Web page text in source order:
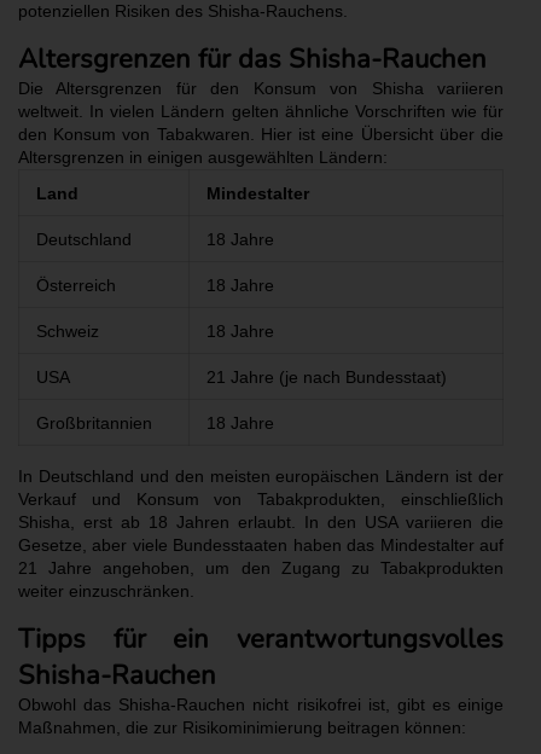
potenziellen Risiken des Shisha-Rauchens.
Altersgrenzen für das Shisha-Rauchen
Die Altersgrenzen für den Konsum von Shisha variieren
weltweit. In vielen Ländern gelten ähnliche Vorschriften wie für
den Konsum von Tabakwaren. Hier ist eine Übersicht über die
Altersgrenzen in einigen ausgewählten Ländern:
Land
Mindestalter
Deutschland 18 Jahre
Österreich 18 Jahre
Schweiz 18 Jahre
USA 21 Jahre (je nach Bundesstaat)
Großbritannien 18 Jahre
In Deutschland und den meisten europäischen Ländern ist der
Verkauf und Konsum von Tabakprodukten, einschließlich
Shisha, erst ab 18 Jahren erlaubt. In den USA variieren die
Gesetze, aber viele Bundesstaaten haben das Mindestalter auf
21 Jahre angehoben, um den Zugang zu Tabakprodukten
weiter einzuschränken.
Tipps für ein verantwortungsvolles
Shisha-Rauchen
Obwohl das Shisha-Rauchen nicht risikofrei ist, gibt es einige
Maßnahmen, die zur Risikominimierung beitragen können: